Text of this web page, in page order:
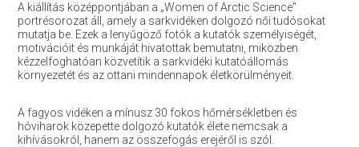
A kiállítás középpontjában a „Women of Arctic Science”
portrésorozat áll, amely a sarkvidéken dolgozó női tudósokat
mutatja be. Ezek a lenyűgöző fotók a kutatók személyiségét,
motivációit és munkáját hivatottak bemutatni, miközben
kézzelfoghatóan közvetítik a sarkvidéki kutatóállomás
környezetét és az ottani mindennapok életkörülményeit.
A fagyos vidéken a mínusz 30 fokos hőmérsékletben és
hóviharok közepette dolgozó kutatók élete nemcsak a
kihívásokról, hanem az összefogás erejéről is szól.